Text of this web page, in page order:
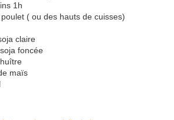
1h
( ou des hauts de cuisses)
claire
foncée
maïs